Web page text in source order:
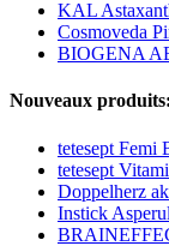
KAL
Cosmoveda
BIOGENA
Nouveaux produits:
tetesept Femi
tetesept
Doppelherz
Instick